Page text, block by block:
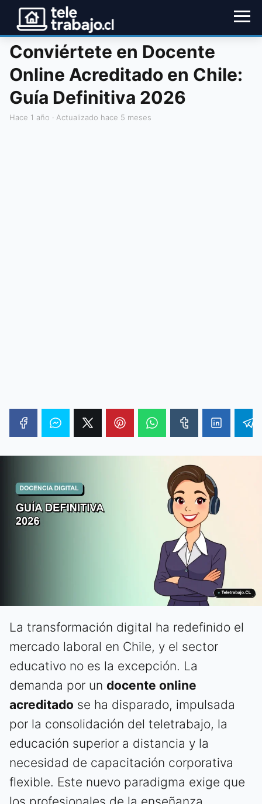
Conviértete en Docente
Online Acreditado en Chile:
Guía Definitiva 2026
hace 1 año · Actualizado hace 5 meses
La transformación digital ha redefinido el
mercado laboral en Chile, y el sector
educativo no es la excepción. La
demanda por un docente online
acreditado se ha disparado, impulsada
por la consolidación del teletrabajo, la
educación superior a distancia y la
necesidad de capacitación corporativa
flexible. Este nuevo paradigma exige que